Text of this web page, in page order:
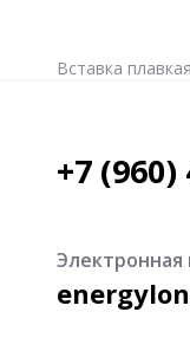
Вставка
+7 (960)
Электронная